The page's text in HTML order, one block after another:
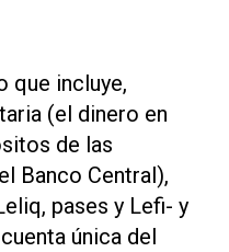
que incluye,
(el dinero en
de las
Banco Central),
pases y Lefi- y
única del